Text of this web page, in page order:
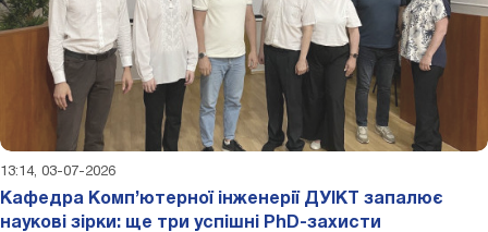
13:14, 03-07-2026
Кафедра Комп’ютерної інженерії ДУІКТ запалює
наукові зірки: ще три успішні PhD-захисти